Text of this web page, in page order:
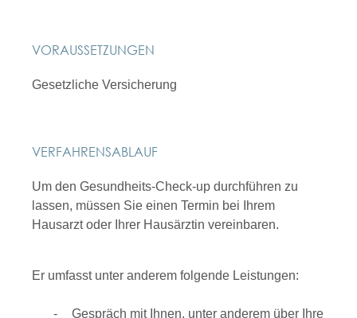
VORAUSSETZUNGEN
Gesetzliche Versicherung
VERFAHRENSABLAUF
Um den Gesundheits-Check-up durchführen zu
lassen, müssen Sie einen Termin bei Ihrem
Hausarzt oder Ihrer Hausärztin vereinbaren.
Er umfasst unter anderem folgende Leistungen:
Gespräch mit Ihnen, unter anderem über Ihre